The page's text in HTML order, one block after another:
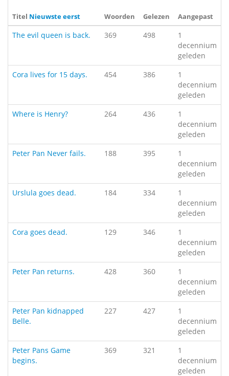
Titel Nieuwste eerst Woorden Gelezen Aangepast
The evil queen is back. 369 498
1
decennium
geleden
Cora lives for 15 days.
454 386
1
decennium
geleden
Where is Henry?
264 436
1
decennium
geleden
Peter Pan Never fails.
188 395
1
decennium
geleden
Urslula goes dead.
184 334
1
decennium
geleden
Cora goes dead.
129 346
1
decennium
geleden
Peter Pan returns.
428 360
1
decennium
geleden
Peter Pan kidnapped
Belle.
227 427
1
decennium
geleden
Peter Pans Game
begins.
369 321
1
decennium
geleden